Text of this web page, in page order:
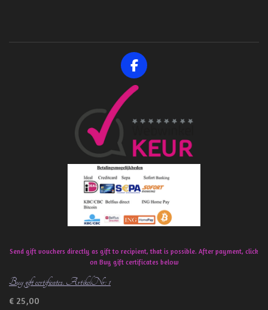
F
a
c
b
o
k
Send gift vouchers directly as gift to recipient, that is possible. After payment, click
on Buy gift certificates below
Buy gift certificates. ArtikelNr: 1
€ 25,00